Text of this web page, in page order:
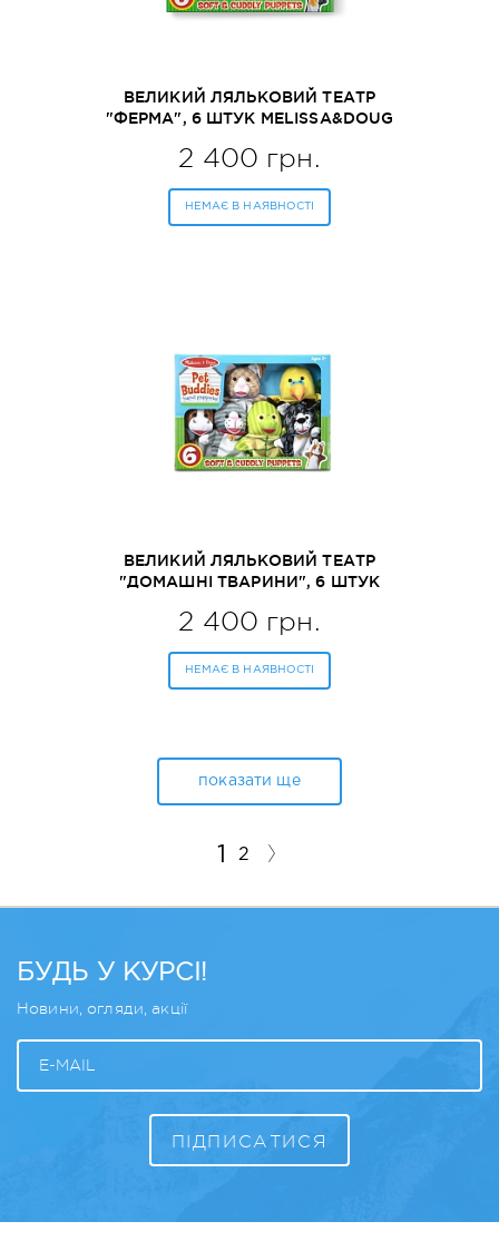
ВЕЛИКИЙ ЛЯЛЬКОВИЙ ТЕАТР
"ФЕРМА", 6 ШТУК MELISSA&DOUG
2 400 грн.
НЕМАЄ В НАЯВНОСТІ
ВЕЛИКИЙ ЛЯЛЬКОВИЙ ТЕАТР
"ДОМАШНІ ТВАРИНИ", 6 ШТУК
2 400 грн.
НЕМАЄ В НАЯВНОСТІ
показати ще
1 2
БУДЬ У КУРСІ!
Новини, огляди, акції